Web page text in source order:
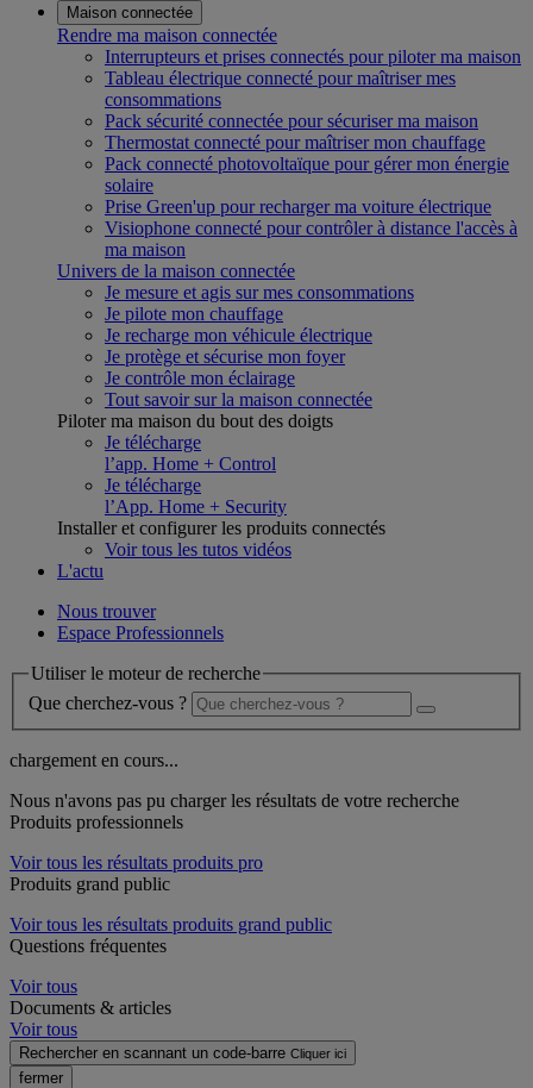
Maison connectée
Rendre ma maison connectée
Interrupteurs et prises connectés pour piloter ma maison
Tableau électrique connecté pour maîtriser mes
consommations
Pack sécurité connectée pour sécuriser ma maison
Thermostat connecté pour maîtriser mon chauffage
Pack connecté photovoltaïque pour gérer mon énergie
solaire
Prise Green'up pour recharger ma voiture électrique
Visiophone connecté pour contrôler à distance l'accès à
ma maison
Univers de la maison connectée
Je mesure et agis sur mes consommations
Je pilote mon chauffage
Je recharge mon véhicule électrique
Je protège et sécurise mon foyer
Je contrôle mon éclairage
Tout savoir sur la maison connectée
Piloter ma maison du bout des doigts
Je télécharge
l’app. Home + Control
Je télécharge
l’App. Home + Security
Installer et configurer les produits connectés
Voir tous les tutos vidéos
L'actu
Nous trouver
Espace Professionnels
Utiliser le moteur de recherche
Que cherchez-vous ?
chargement en cours...
Nous n'avons pas pu charger les résultats de votre recherche
Produits professionnels
Voir tous les résultats produits pro
Produits grand public
Voir tous les résultats produits grand public
Questions fréquentes
Voir tous
Documents & articles
Voir tous
Rechercher en scannant un code-barre Cliquer ici
fermer